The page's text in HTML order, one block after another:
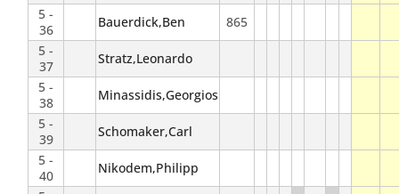
5 -
36
Bauerdick,Ben
865
5 -
37
Stratz,Leonardo
5 -
38
Minassidis,Georgios
5 -
39
Schomaker,Carl
5 -
40
Nikodem,Philipp